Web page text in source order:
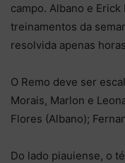
campo. Albano e
treinamentos da
resolvida apenas
O Remo deve ser
Morais, Marlon e
Flores (Albano);
Do lado piauiense, o